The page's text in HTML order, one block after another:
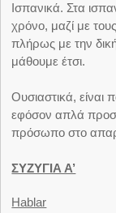
Ισπανικά. Στα
χρόνο, μαζί με
πλήρως με την
μάθουμε έτσι.
Ουσιαστικά, είναι
εφόσον απλά
πρόσωπο στο
ΣΥΖΥΓΙΑ Α’
Hablar